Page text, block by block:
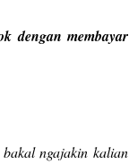
dengan membayar
ngajakin kalian